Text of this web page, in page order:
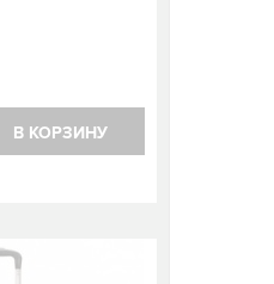
В КОРЗИНУ